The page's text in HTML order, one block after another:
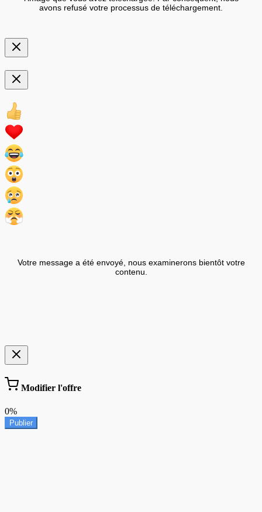
avons refusé votre processus de téléchargement.
Votre message a été envoyé, nous examinerons bientôt votre
contenu.
Modifier l'offre
0%
Publier